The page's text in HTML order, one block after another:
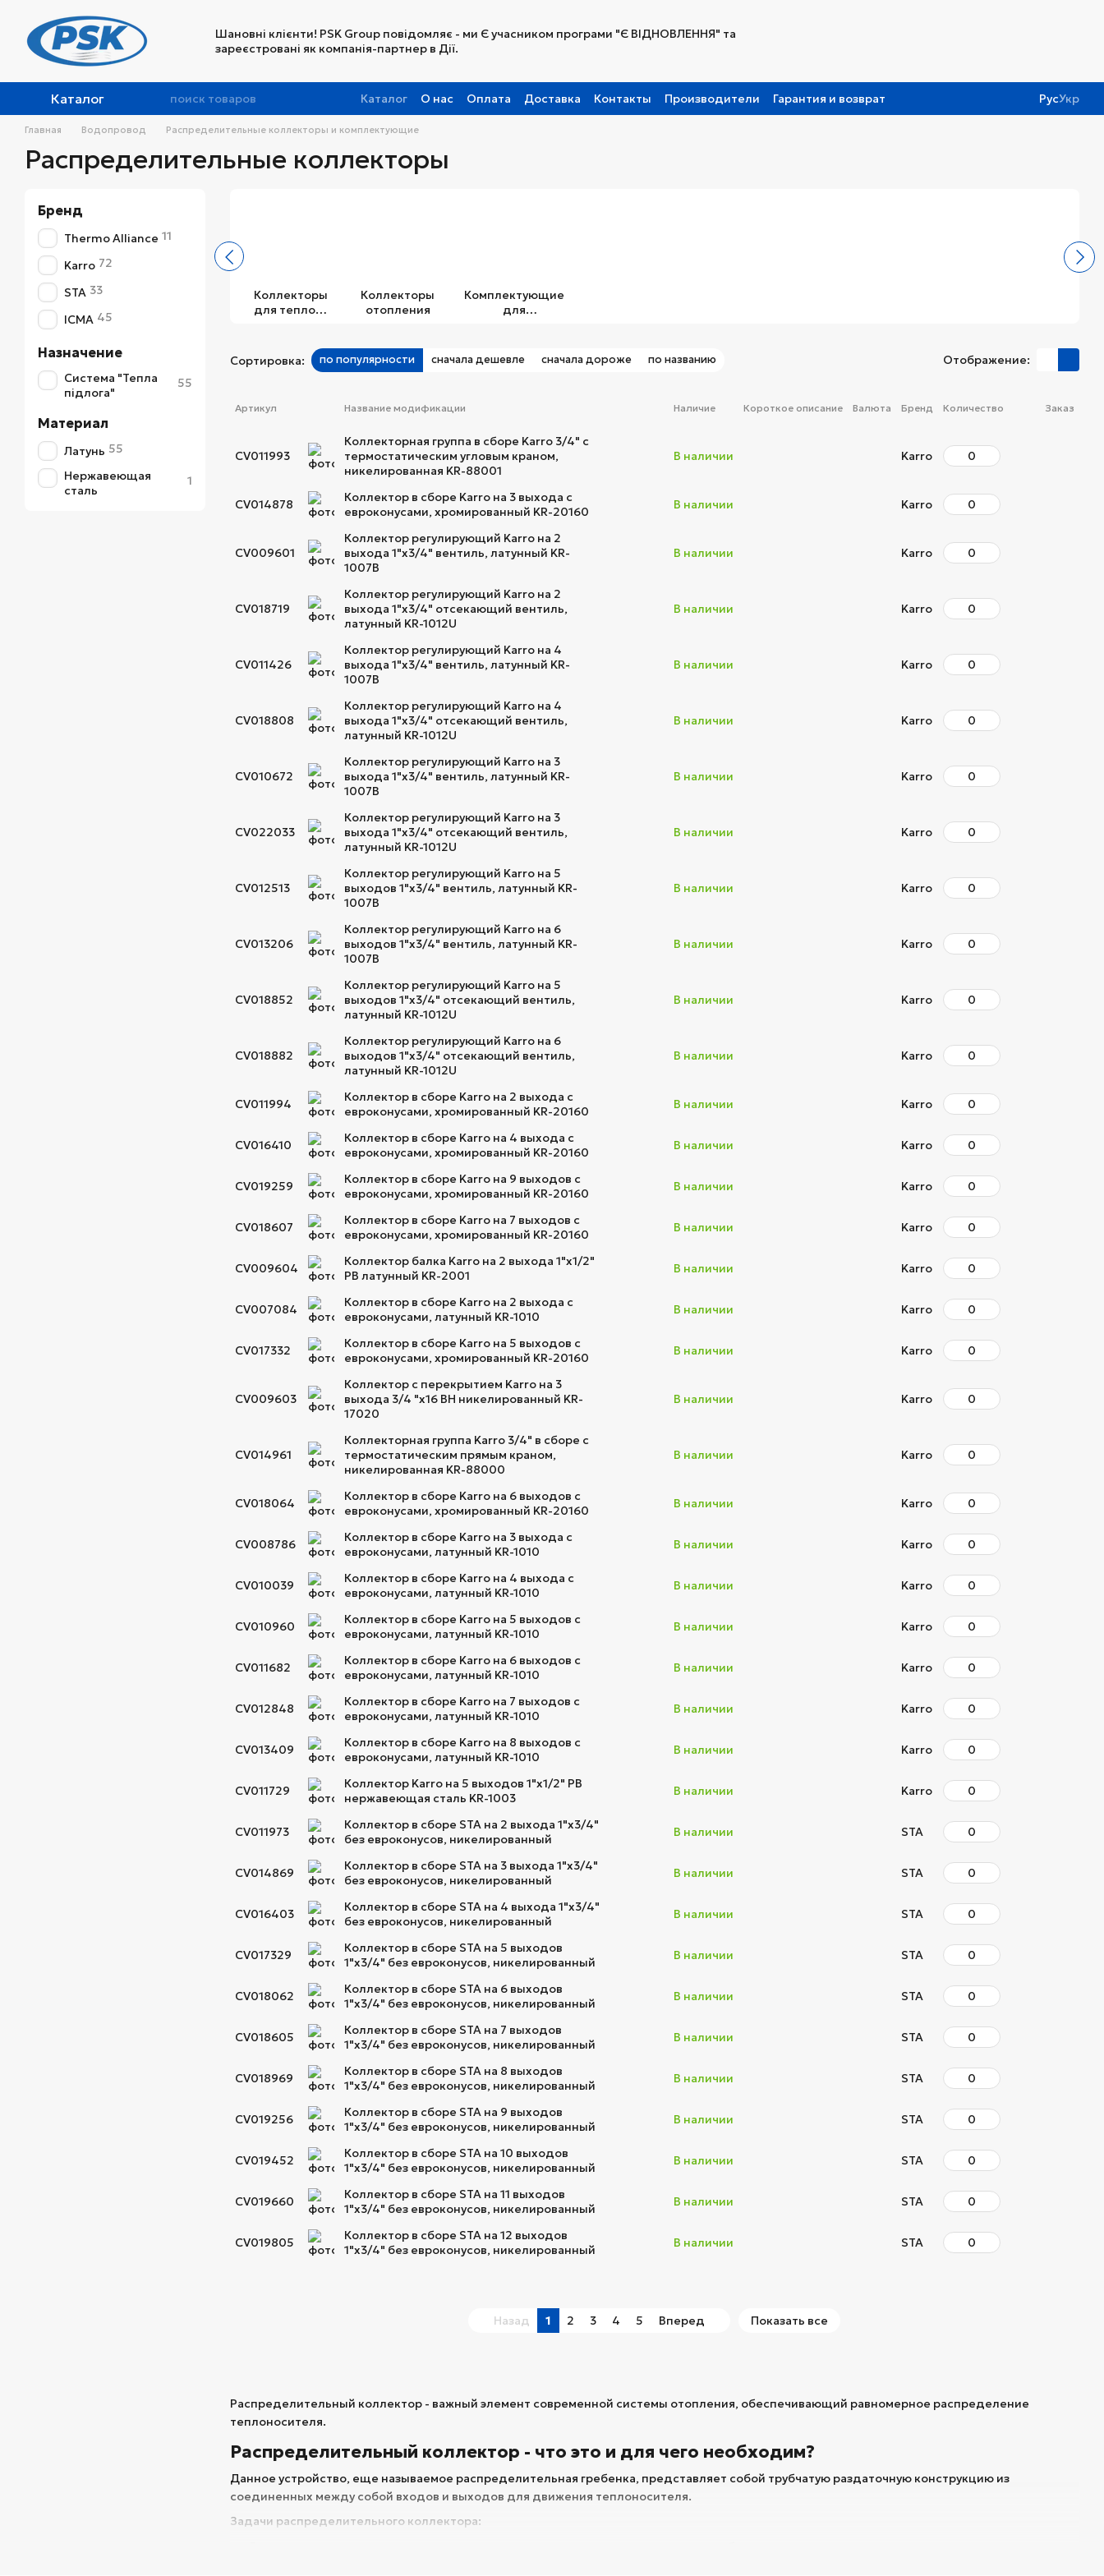
Шановні клієнти! PSK Group повідомляє - ми Є учасником програми "Є ВІДНОВЛЕННЯ" та
зареєстровані як компанія-партнер в Дії.
Каталог Каталог О нас Оплата Доставка Контакты Производители
Гарантия и возврат
Партнерская программа
РусУкр
Главная Водопровод Распределительные коллекторы и комплектующие
Распределительные коллекторы
Коллекторы
для теплого
Коллекторы
отопления
Комплектующие
для
Сортировка: по популярности сначала дешевле сначала дороже по названию Отображение:
Распределительный коллектор - важный элемент современной системы отопления, обеспечивающий равномерное распределение
теплоносителя.
Распределительный коллектор - что это и для чего необходим?
Данное устройство, еще называемое распределительная гребенка, представляет собой трубчатую раздаточную конструкцию из
соединенных между собой входов и выходов для движения теплоносителя.
Задачи распределительного коллектора:
Артикул Название модификации Наличие Короткое описание Валюта Бренд Количество Заказ
CV011993
Коллекторная группа в сборе Karro 3/4" с
термостатическим угловым краном,
никелированная KR-88001
В наличии Karro
CV014878
Коллектор в сборе Karro на 3 выхода с
евроконусами, хромированный KR-20160
В наличии Karro
CV009601
Коллектор регулирующий Karro на 2
выхода 1"х3/4" вентиль, латунный KR-
1007B
В наличии Karro
CV018719
Коллектор регулирующий Karro на 2
выхода 1"х3/4" отсекающий вентиль,
латунный KR-1012U
В наличии Karro
CV011426
Коллектор регулирующий Karro на 4
выхода 1"х3/4" вентиль, латунный KR-
1007B
В наличии Karro
CV018808
Коллектор регулирующий Karro на 4
выхода 1"х3/4" отсекающий вентиль,
латунный KR-1012U
В наличии Karro
CV010672
Коллектор регулирующий Karro на 3
выхода 1"х3/4" вентиль, латунный KR-
1007B
В наличии Karro
CV022033
Коллектор регулирующий Karro на 3
выхода 1"х3/4" отсекающий вентиль,
латунный KR-1012U
В наличии Karro
CV012513
Коллектор регулирующий Karro на 5
выходов 1"х3/4" вентиль, латунный KR-
1007B
В наличии Karro
CV013206
Коллектор регулирующий Karro на 6
выходов 1"х3/4" вентиль, латунный KR-
1007B
В наличии Karro
CV018852
Коллектор регулирующий Karro на 5
выходов 1"х3/4" отсекающий вентиль,
латунный KR-1012U
В наличии Karro
CV018882
Коллектор регулирующий Karro на 6
выходов 1"х3/4" отсекающий вентиль,
латунный KR-1012U
В наличии Karro
CV011994
Коллектор в сборе Karro на 2 выхода с
евроконусами, хромированный KR-20160
В наличии Karro
CV016410
Коллектор в сборе Karro на 4 выхода с
евроконусами, хромированный KR-20160
В наличии Karro
CV019259
Коллектор в сборе Karro на 9 выходов с
евроконусами, хромированный KR-20160
В наличии Karro
CV018607
Коллектор в сборе Karro на 7 выходов с
евроконусами, хромированный KR-20160
В наличии Karro
CV009604
Коллектор балка Karro на 2 выхода 1"x1/2"
РВ латунный KR-2001
В наличии Karro
CV007084
Коллектор в сборе Karro на 2 выхода с
евроконусами, латунный KR-1010
В наличии Karro
CV017332
Коллектор в сборе Karro на 5 выходов с
евроконусами, хромированный KR-20160
В наличии Karro
CV009603
Коллектор с перекрытием Karro на 3
выхода 3/4 "x16 ВН никелированный KR-
17020
В наличии Karro
CV014961
Коллекторная группа Karro 3/4" в сборе с
термостатическим прямым краном,
никелированная KR-88000
В наличии Karro
CV018064
Коллектор в сборе Karro на 6 выходов с
евроконусами, хромированный KR-20160
В наличии Karro
CV008786
Коллектор в сборе Karro на 3 выхода с
евроконусами, латунный KR-1010
В наличии Karro
CV010039
Коллектор в сборе Karro на 4 выхода с
евроконусами, латунный KR-1010
В наличии Karro
CV010960
Коллектор в сборе Karro на 5 выходов с
евроконусами, латунный KR-1010
В наличии Karro
CV011682
Коллектор в сборе Karro на 6 выходов с
евроконусами, латунный KR-1010
В наличии Karro
CV012848
Коллектор в сборе Karro на 7 выходов с
евроконусами, латунный KR-1010
В наличии Karro
CV013409
Коллектор в сборе Karro на 8 выходов с
евроконусами, латунный KR-1010
В наличии Karro
CV011729
Коллектор Karro на 5 выходов 1"х1/2" РВ
нержавеющая сталь KR-1003
В наличии Karro
CV011973
Коллектор в сборе STA на 2 выхода 1"х3/4"
без евроконусов, никелированный
В наличии STA
CV014869
Коллектор в сборе STA на 3 выхода 1"х3/4"
без евроконусов, никелированный
В наличии STA
CV016403
Коллектор в сборе STA на 4 выхода 1"х3/4"
без евроконусов, никелированный
В наличии STA
CV017329
Коллектор в сборе STA на 5 выходов
1"х3/4" без евроконусов, никелированный
В наличии STA
CV018062
Коллектор в сборе STA на 6 выходов
1"х3/4" без евроконусов, никелированный
В наличии STA
CV018605
Коллектор в сборе STA на 7 выходов
1"х3/4" без евроконусов, никелированный
В наличии STA
CV018969
Коллектор в сборе STA на 8 выходов
1"х3/4" без евроконусов, никелированный
В наличии STA
CV019256
Коллектор в сборе STA на 9 выходов
1"х3/4" без евроконусов, никелированный
В наличии STA
CV019452
Коллектор в сборе STA на 10 выходов
1"х3/4" без евроконусов, никелированный
В наличии STA
CV019660
Коллектор в сборе STA на 11 выходов
1"х3/4" без евроконусов, никелированный
В наличии STA
CV019805
Коллектор в сборе STA на 12 выходов
1"х3/4" без евроконусов, никелированный
В наличии STA
Назад 1 2 3 4 5 Вперед Показать все
Бренд
Thermo Alliance 11
Karro 72
STA 33
ICMA 45
Назначение
Система "Тепла
підлога"
55
Материал
Латунь 55
Нержавеющая
сталь
1